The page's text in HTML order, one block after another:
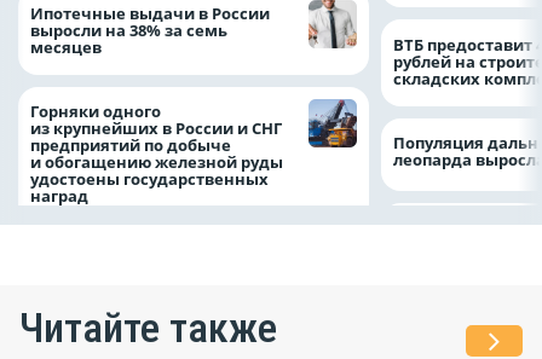
Ипотечные выдачи в России
выросли на 38% за семь
месяцев
Горняки одного
из крупнейших в России и СНГ
предприятий по добыче
и обогащению железной руды
удостоены государственных
наград
ВТБ предоставит
рублей на
складских
Популяция
леопарда
Читайте также